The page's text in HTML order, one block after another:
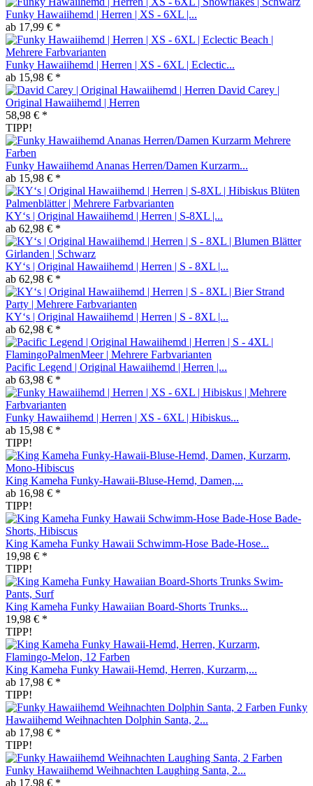
Funky Hawaiihemd | Herren | XS - 6XL |...
ab 17,99 € *
Funky Hawaiihemd | Herren | XS - 6XL | Eclectic...
ab 15,98 € *
David Carey |
Original Hawaiihemd | Herren
58,98 € *
TIPP!
Funky Hawaiihemd Ananas Herren/Damen Kurzarm...
ab 15,98 € *
KY‘s | Original Hawaiihemd | Herren | S-8XL |...
ab 62,98 € *
KY‘s | Original Hawaiihemd | Herren | S - 8XL |...
ab 62,98 € *
KY‘s | Original Hawaiihemd | Herren | S - 8XL |...
ab 62,98 € *
Pacific Legend | Original Hawaiihemd | Herren |...
ab 63,98 € *
Funky Hawaiihemd | Herren | XS - 6XL | Hibiskus...
ab 15,98 € *
TIPP!
King Kameha Funky-Hawaii-Bluse-Hemd, Damen,...
ab 16,98 € *
TIPP!
King Kameha Funky Hawaii Schwimm-Hose Bade-Hose...
19,98 € *
TIPP!
King Kameha Funky Hawaiian Board-Shorts Trunks...
19,98 € *
TIPP!
King Kameha Funky Hawaii-Hemd, Herren, Kurzarm,...
ab 17,98 € *
TIPP!
Funky
Hawaiihemd Weihnachten Dolphin Santa, 2...
ab 17,98 € *
TIPP!
Funky Hawaiihemd Weihnachten Laughing Santa, 2...
ab 17,98 € *